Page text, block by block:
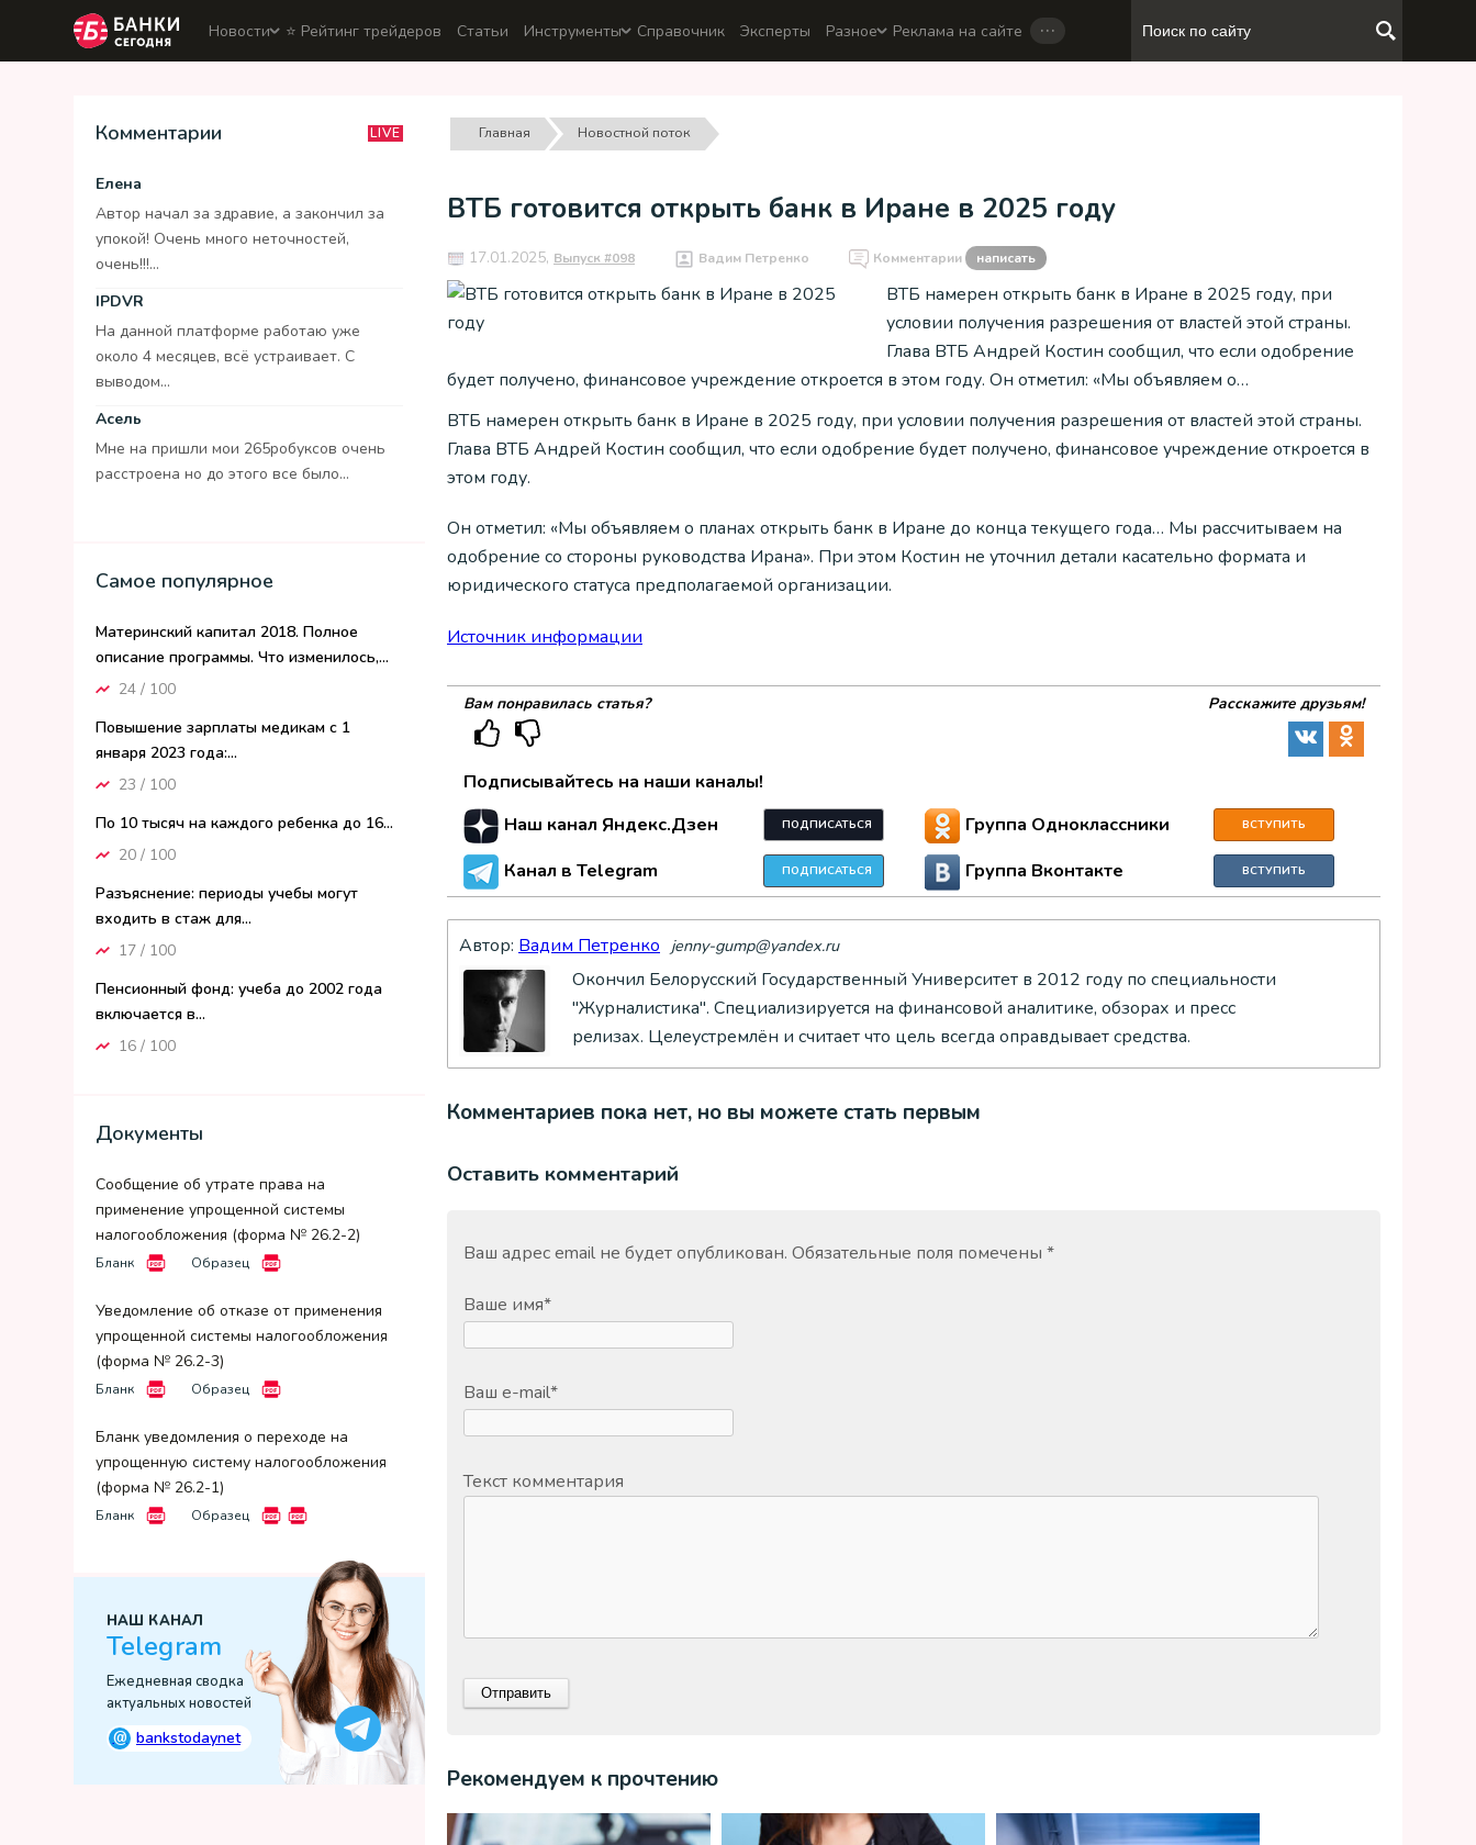
Новости ⭐️ Рейтинг трейдеров Статьи Инструменты Справочник Эксперты Разное Реклама на сайте …
Комментарии LIVE
Елена
Автор начал за здравие, а закончил за
упокой! Очень много неточностей,
очень!!!...
IPDVR
На данной платформе работаю уже
около 4 месяцев, всё устраивает. С
выводом...
Асель
Мне на пришли мои 265робуксов очень
расстроена но до этого все было...
Самое популярное
Материнский капитал 2018. Полное
описание программы. Что изменилось,...
24 / 100
Повышение зарплаты медикам с 1
января 2023 года:...
23 / 100
По 10 тысяч на каждого ребенка до 16...
20 / 100
Разъяснение: периоды учебы могут
входить в стаж для...
17 / 100
Пенсионный фонд: учеба до 2002 года
включается в...
16 / 100
Документы
Сообщение об утрате права на
применение упрощенной системы
налогообложения (форма № 26.2-2)
Бланк Образец
Уведомление об отказе от применения
упрощенной системы налогообложения
(форма № 26.2-3)
Бланк Образец
Бланк уведомления о переходе на
упрощенную систему налогообложения
(форма № 26.2-1)
Бланк Образец
НАШ КАНАЛ
Telegram
Ежедневная сводка
актуальных новостей
@ bankstodaynet
Главная Новостной поток
ВТБ готовится открыть банк в Иране в 2025 году
17.01.2025, Выпуск #098 Вадим Петренко Комментарии написать
ВТБ намерен открыть банк в Иране в 2025 году, при
условии получения разрешения от властей этой страны.
Глава ВТБ Андрей Костин сообщил, что если одобрение
будет получено, финансовое учреждение откроется в этом году. Он отметил: «Мы объявляем о…
ВТБ намерен открыть банк в Иране в 2025 году, при условии получения разрешения от властей этой страны.
Глава ВТБ Андрей Костин сообщил, что если одобрение будет получено, финансовое учреждение откроется в
этом году.
Он отметил: «Мы объявляем о планах открыть банк в Иране до конца текущего года… Мы рассчитываем на
одобрение со стороны руководства Ирана». При этом Костин не уточнил детали касательно формата и
юридического статуса предполагаемой организации.
Источник информации
Вам понравилась статья? Расскажите друзьям!
Подписывайтесь на наши каналы!
Наш канал Яндекс.Дзен
ПОДПИСАТЬСЯ
Канал в Telegram ПОДПИСАТЬСЯ
Группа Одноклассники ВСТУПИТЬ
Группа Вконтакте ВСТУПИТЬ
Автор: Вадим Петренко jenny-gump@yandex.ru
Окончил Белорусский Государственный Университет в 2012 году по специальности
"Журналистика". Специализируется на финансовой аналитике, обзорах и пресс
релизах. Целеустремлён и считает что цель всегда оправдывает средства.
Комментариев пока нет, но вы можете стать первым
Оставить комментарий
Ваш адрес email не будет опубликован. Обязательные поля помечены *
Ваше имя*
Ваш e-mail*
Текст комментария
Рекомендуем к прочтению